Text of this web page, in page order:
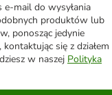
mail do wysyłania
produktów lub
ponosząc jedynie
się z działem
w naszej Polityka